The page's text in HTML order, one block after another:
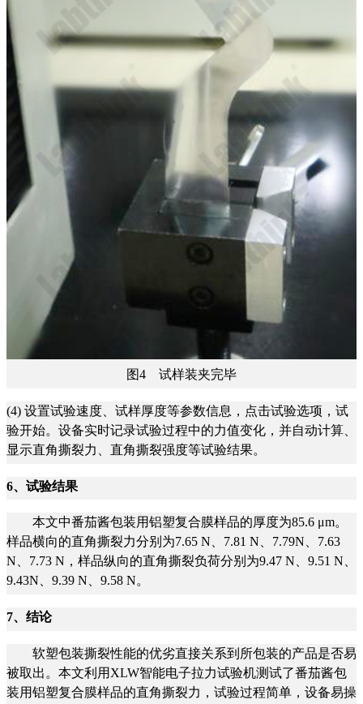
图4 试样装夹完毕
(4) 设置试验速度、试样厚度等参数信息，点击试验选项，试
验开始。设备实时记录试验过程中的力值变化，并自动计算、
显示直角撕裂力、直角撕裂强度等试验结果。
6、试验结果
本文中番茄酱包装用铝塑复合膜样品的厚度为85.6 μm。
样品横向的直角撕裂力分别为7.65 N、7.81 N、7.79N、7.63
N、7.73 N，样品纵向的直角撕裂负荷分别为9.47 N、9.51 N、
9.43N、9.39 N、9.58 N。
7、结论
软塑包装撕裂性能的优劣直接关系到所包装的产品是否易
被取出。本文利用XLW智能电子拉力试验机测试了番茄酱包
装用铝塑复合膜样品的直角撕裂力，试验过程简单，设备易操